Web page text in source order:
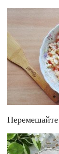
Перемешайте